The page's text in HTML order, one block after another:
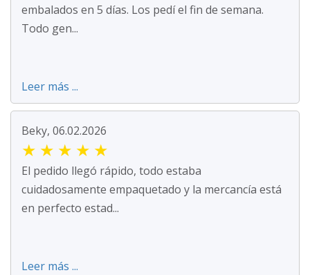
embalados en 5 días. Los pedí el fin de semana.
Todo gen...
Leer más ...
Beky, 06.02.2026
★ ★ ★ ★ ★
El pedido llegó rápido, todo estaba
cuidadosamente empaquetado y la mercancía está
en perfecto estad...
Leer más ...